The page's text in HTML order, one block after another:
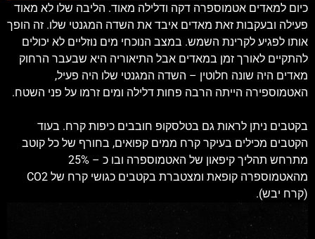
כיום למאדים אטמוספרה דקה ודלילה מאוד. הליבה שלו לא מאוד
פעילה ובעקבות זאת מאדים איבד את השדה המגנטי שלו. זה הופך
אותו לפגיע לקרינת השמש. במצב הנוכחי מים נוזליים לא יכולים
להתקיים לאורך זמן במאדים אבל התיאוריה היא שבעבר הרחוק
מאדים היה שונה חלוטין – השדה המגנטי שלו היה פעיל,
האטמוספירה הייתה הרבה פחות דלילה ומים זרמו על פני השטח.
בקטבים ניתן לראות גם בטלסקופ חובבים כיפות קרח. בעוד
הקטבים מכילים בעיקר קרח ממים קפואים, בחורף של כל קוטב
מתרחש תהליך קיפאון של האטמוספרה ובו כ – 25%
מהאטמוספרה קופאת ומצטברת בקטבים כגושי קרח של CO2
(קרח יבש).